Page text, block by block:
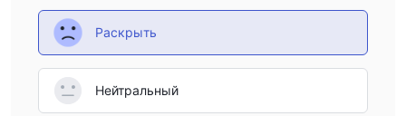
xDirect предлагает разнообразный набор торговых
инструментов, охватывающих различные классы активов,
чтобы удовлетворить предпочтения и стратегии трейдеров.
Валютные пары на Форексе
Раскрыть
Нейтральный